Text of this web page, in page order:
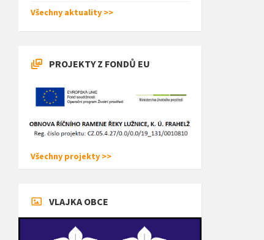
Všechny aktuality >>
PROJEKTY Z FONDŮ EU
Všechny projekty >>
VLAJKA OBCE